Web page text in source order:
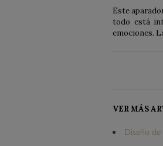
Este
todo está
emociones.
VER MÁS
Diseño